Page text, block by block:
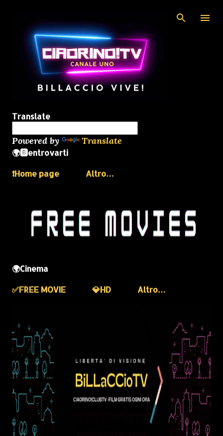
Translate
Powered by Translate
🌍🅱️entrovarti
❗️Home page
Altro…
🌍Cinema
✅️FREE MOVIE
💎HD Altro…